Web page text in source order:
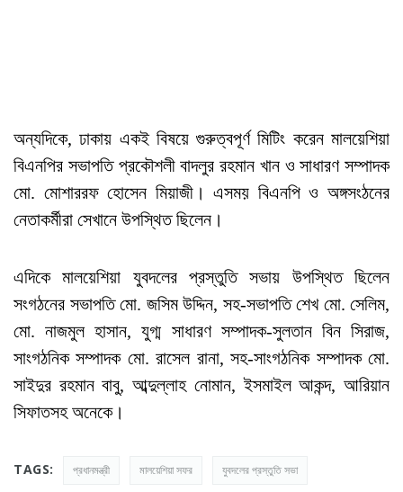
অন্যদিকে, ঢাকায় একই বিষয়ে গুরুত্বপূর্ণ মিটিং করেন মালয়েশিয়া
বিএনপির সভাপতি প্রকৌশলী বাদলুর রহমান খান ও সাধারণ সম্পাদক
মো. মোশাররফ হোসেন মিয়াজী। এসময় বিএনপি ও অঙ্গসংঠনের
নেতাকর্মীরা সেখানে উপস্থিত ছিলেন।
এদিকে মালয়েশিয়া যুবদলের প্রস্তুতি সভায় উপস্থিত ছিলেন
সংগঠনের সভাপতি মো. জসিম উদ্দিন, সহ-সভাপতি শেখ মো. সেলিম,
মো. নাজমুল হাসান, যুগ্ম সাধারণ সম্পাদক-সুলতান বিন সিরাজ,
সাংগঠনিক সম্পাদক মো. রাসেল রানা, সহ-সাংগঠনিক সম্পাদক মো.
সাইদুর রহমান বাবু, আব্দুল্লাহ নোমান, ইসমাইল আকন্দ, আরিয়ান
সিফাতসহ অনেকে।
TAGS: প্রধানমন্ত্রী মালয়েশিয়া সফর যুবদলের প্রস্তুতি সভা